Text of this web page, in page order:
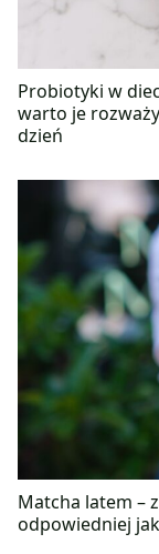
Probiotyki w
warto je
dzień
Matcha latem –
odpowiedniej